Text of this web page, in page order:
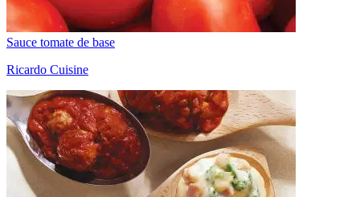
Sauce tomate de base
Ricardo Cuisine